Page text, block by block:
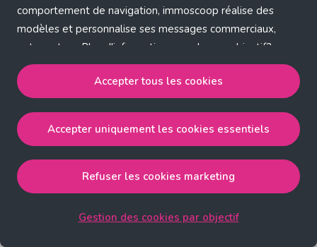
comportement de navigation, immoscoop réalise des
modèles et personnalise ses messages commerciaux,
entre autres. Plus d'informations sur chaque objectif?
Cliquez sur 'Gestion des cookies par objectif'.
Notre politique de cookies
Accepter tous les cookies
strictement nécessaires, performance, fonctionnalité et
publicité ciblée.
Accepter uniquement les cookies essentielsaccepte
les cookies strictement nécessaires.
Accepter tous les cookies
Accepter uniquement les cookies essentiels
Refuser les cookies marketing
Gestion des cookies par objectif